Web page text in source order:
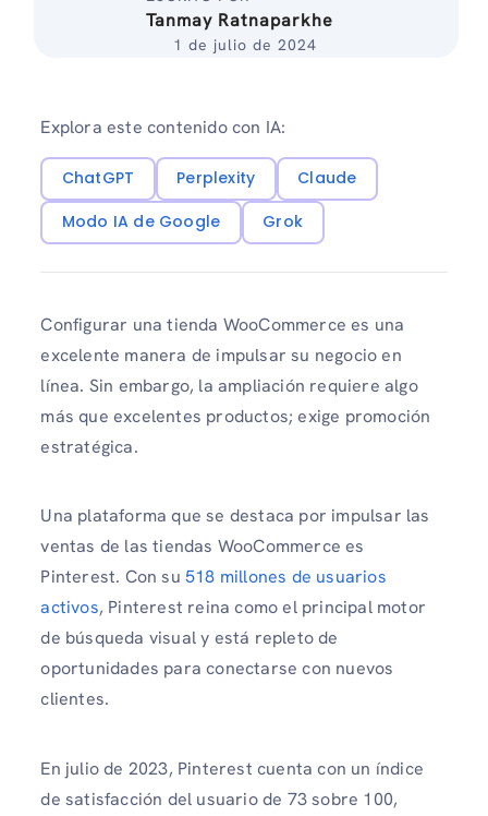
Tanmay Ratnaparkhe
1 de julio de 2024
Explora este contenido con IA:
ChatGPT Perplexity
Claude
Modo IA de Google
Grok
Configurar una tienda WooCommerce es una
excelente manera de impulsar su negocio en
línea. Sin embargo, la ampliación requiere algo
más que excelentes productos; exige promoción
estratégica.
Una plataforma que se destaca por impulsar las
ventas de las tiendas WooCommerce es
Pinterest. Con su 518 millones de usuarios
activos, Pinterest reina como el principal motor
de búsqueda visual y está repleto de
oportunidades para conectarse con nuevos
clientes.
En julio de 2023, Pinterest cuenta con un índice
de satisfacción del usuario de 73 sobre 100,